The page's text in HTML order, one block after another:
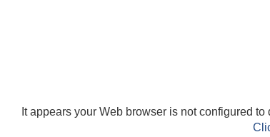
It appears your Web browser is not configured